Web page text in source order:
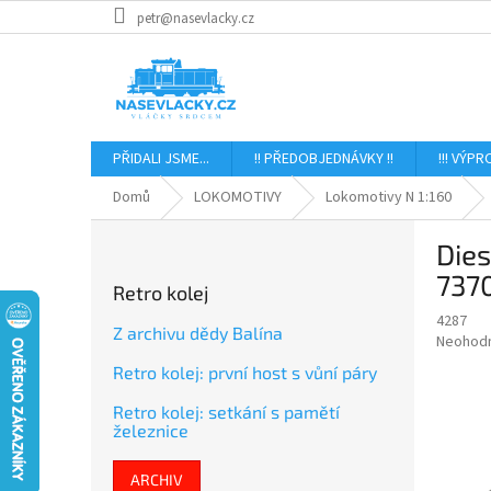
na
petr@nasevlacky.cz
PŘIDALI JSME... !! PŘEDOBJEDNÁVKY !! !!!
Domů
LOKOMOTIVY Lokomotivy N 1:160
Retro kolej
Z archivu dědy Balína
Retro kolej: první host s vůní páry
Retro kolej: setkání s pamětí
železnice
ARCHIV
4287